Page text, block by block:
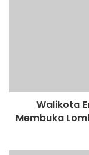
Walikota
Membuka